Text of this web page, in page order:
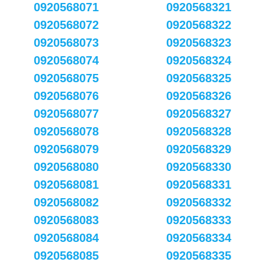
0920568071
0920568072
0920568073
0920568074
0920568075
0920568076
0920568077
0920568078
0920568079
0920568080
0920568081
0920568082
0920568083
0920568084
0920568085
0920568321
0920568322
0920568323
0920568324
0920568325
0920568326
0920568327
0920568328
0920568329
0920568330
0920568331
0920568332
0920568333
0920568334
0920568335